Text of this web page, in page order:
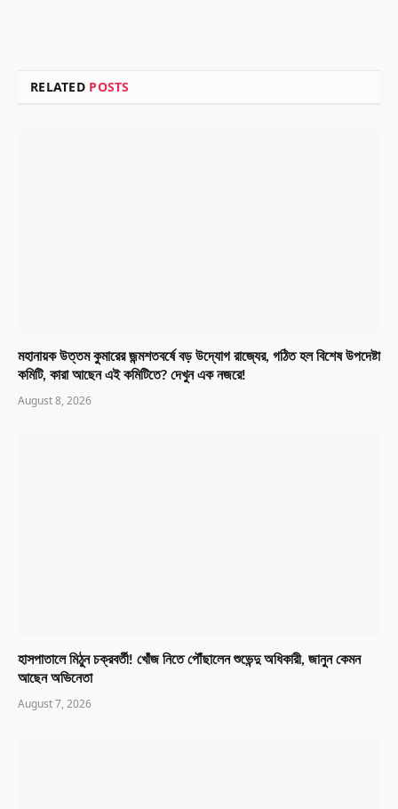
RELATED POSTS
মহানায়ক উত্তম কুমারের জন্মশতবর্ষে বড় উদ্যোগ রাজ্যের, গঠিত হল বিশেষ উপদেষ্টা
কমিটি, কারা আছেন এই কমিটিতে? দেখুন এক নজরে!
August 8, 2026
হাসপাতালে মিঠুন চক্রবর্তী! খোঁজ নিতে পৌঁছালেন শুভেন্দু অধিকারী, জানুন কেমন
আছেন অভিনেতা
August 7, 2026